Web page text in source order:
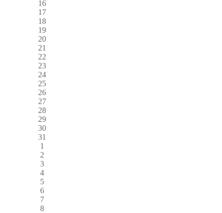
16
17
18
19
20
21
22
23
24
25
26
27
28
29
30
31
1
2
3
4
5
6
7
8